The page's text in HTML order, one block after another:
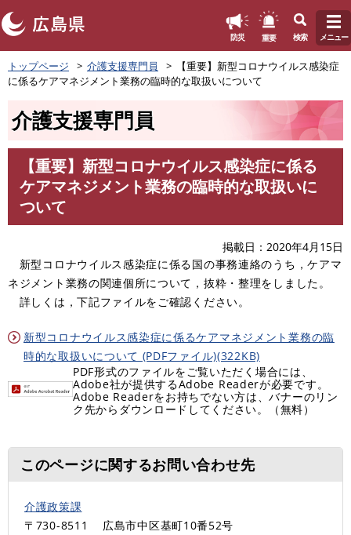
ペ
ー
ジ
防災 重要 検索 メニュー
トップページ 介護支援専門員
【重要】新型コロナウイルス感染症
に係るケアマネジメント業務の臨時的な取扱いについて
介護支援専門員
【重要】新型コロナウイルス感染症に係る
ケアマネジメント業務の臨時的な取扱いに
ついて
掲載日
2020年4月15日
新型コロナウイルス感染症に係る国の事務連絡のうち，ケアマ
ネジメント業務の関連個所について，抜粋・整理をしました。
詳しくは，下記ファイルをご確認ください。
新型コロナウイルス感染症に係るケアマネジメント業務の臨
時的な取扱いについて (PDFファイル)(322KB)
PDF形式のファイルをご覧いただく場合には、
Adobe社が提供するAdobe Readerが必要です。
Adobe Readerをお持ちでない方は、バナーのリン
ク先からダウンロードしてください。（無料）
このページに関するお問い合わせ先
介護政策課
〒730-8511
広島市中区基町10番52号